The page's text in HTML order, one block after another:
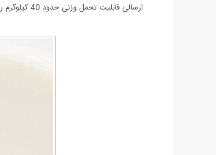
ارسالی قابلیت تحمل وزنی حدود 40 کیلوگرم را دارد و شما با اتصال کردن این چرخ ها به وسیله خود به راحتی هر چه تمام می توانید آنها را جابه جا کنید.